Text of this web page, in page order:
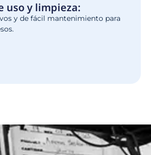
uso y limpieza:
y de fácil mantenimiento para